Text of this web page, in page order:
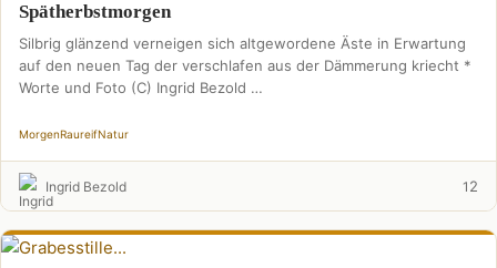
Spätherbstmorgen
Silbrig glänzend verneigen sich altgewordene Äste in Erwartung
auf den neuen Tag der verschlafen aus der Dämmerung kriecht *
Worte und Foto (C) Ingrid Bezold …
MorgenRaureifNatur
Ingrid Bezold 1 2